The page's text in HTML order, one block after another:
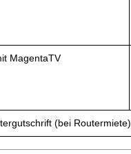
MagentaTV
(bei Routermiete)